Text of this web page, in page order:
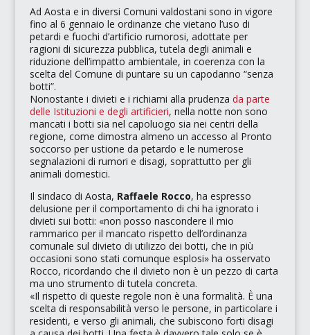
Ad Aosta e in diversi Comuni valdostani sono in vigore
fino al 6 gennaio le ordinanze che vietano l’uso di
petardi e fuochi d’artificio rumorosi, adottate per
ragioni di sicurezza pubblica, tutela degli animali e
riduzione dell’impatto ambientale, in coerenza con la
scelta del Comune di puntare su un capodanno “senza
botti”.
​Nonostante i divieti e i richiami alla prudenza da parte
delle Istituzioni e degli artificieri, nella notte non sono
mancati i botti sia nel capoluogo sia nei centri della
regione, come dimostra almeno un accesso al Pronto
soccorso per ustione da petardo e le numerose
segnalazioni di rumori e disagi, soprattutto per gli
animali domestici.​
Il sindaco di Aosta, Raffaele Rocco, ha espresso
delusione per il comportamento di chi ha ignorato i
divieti sui botti: «non posso nascondere il mio
rammarico per il mancato rispetto dell’ordinanza
comunale sul divieto di utilizzo dei botti, che in più
occasioni sono stati comunque esplosi»ha osservato
Rocco, ricordando che il divieto non è un pezzo di carta
ma uno strumento di tutela concreta.
«Il rispetto di queste regole non è una formalità. È una
scelta di responsabilità verso le persone, in particolare i
residenti, e verso gli animali, che subiscono forti disagi